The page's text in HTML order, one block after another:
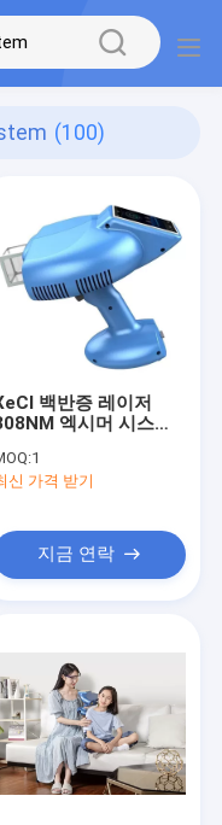
(100)
백반증 레이저
엑시머 시스템
1
신 가격 받기
지금 연락